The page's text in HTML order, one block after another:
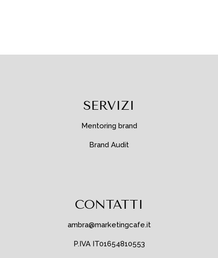
SERVIZI
Mentoring brand
Brand Audit
CONTATTI
ambra@marketingcafe.it
P.IVA IT01654810553